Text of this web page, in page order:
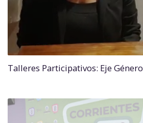
Talleres Participativos: Eje Género